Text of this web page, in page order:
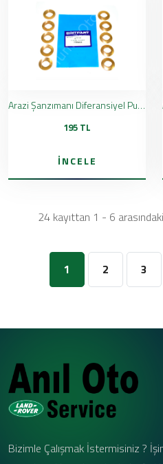
Arazi Şanzımanı Diferansiyel Pulu FRC6968
195 TL
İNCELE
24 kayıttan 1 - 6
1 2 3
Bizimle Çalışmak İstermisiniz ?